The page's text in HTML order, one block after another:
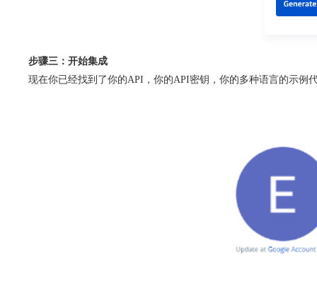
步骤三：开始集成
现在你已经找到了你的API，你的API密钥，你的多种语言的示例